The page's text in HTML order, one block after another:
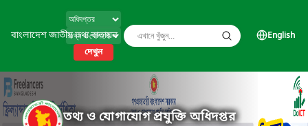
বাংলাদেশ জাতীয় তথ্য বাতায়ন
দেখুন
English
তথ্য ও যোগাযোগ প্রযুক্তি অধিদপ্তর